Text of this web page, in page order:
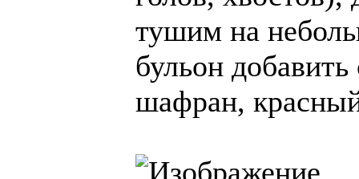
тушим на
бульон
шафран,